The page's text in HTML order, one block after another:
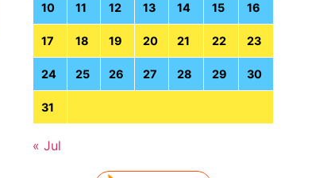
10 11 12 13 14 15 16
17 18 19 20 21 22 23
24 25 26 27 28 29 30
31
« Jul